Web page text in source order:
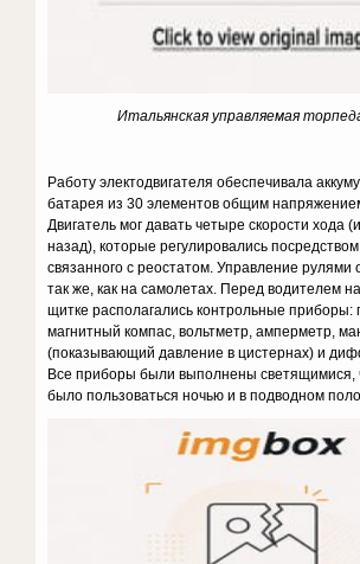
Итальянская управляемая
Работу электодвигателя обеспечивала
батарея из 30 элементов общим
Двигатель мог давать четыре скорости хода
назад), которые регулировались
связанного с реостатом. Управление руля­ми
так же, как на самолетах. Перед водителем
щитке располагались контрольные приборы:
магнитный компас, вольтметр, амперметр,
(показывающий давление в цистернах) и
Все приборы были выпол­нены
было пользоваться ночью и в подводном